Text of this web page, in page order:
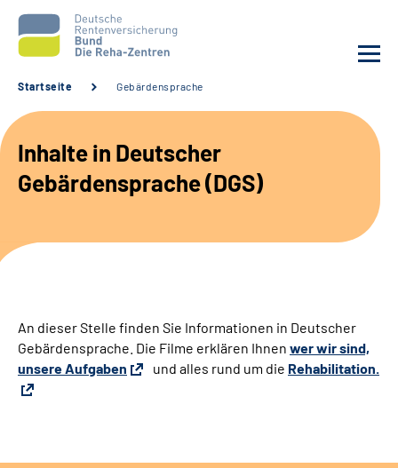
Aktuelles
Unsere Kliniken
Erweiterte Suche
Startseite Gebärdensprache
Inhalte in Deutscher
Gebärdensprache (DGS)
An dieser Stelle finden Sie Informationen in Deutscher
Gebärdensprache. Die Filme erklären Ihnen wer wir sind,
unsere Aufgaben
und alles rund um die Rehabilitation.